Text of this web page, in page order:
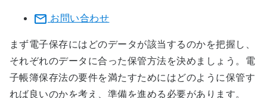
お問い合わせ
まず電子保存にはどのデータが該当するのかを把握し、
それぞれのデータに合った保管方法を決めましょう。電
子帳簿保存法の要件を満たすためにはどのように保管す
れば良いのかを考え、準備を進める必要があります。